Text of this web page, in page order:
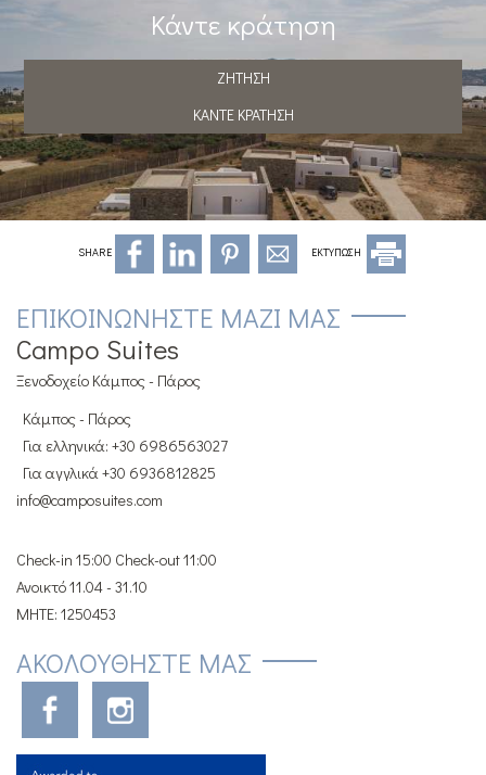
Κάντε κράτηση
ΖΉΤΗΣΗ
ΚΆΝΤΕ ΚΡΆΤΗΣΗ
SHARE ΕΚΤΥΠΩΣΗ
ΕΠΙΚΟΙΝΩΝΉΣΤΕ ΜΑΖΊ ΜΑΣ
Campo Suites
Ξενοδοχείο Κάμπος - Πάρος
Κάμπος - Πάρος
Για ελληνικά: +30 6986563027
Για αγγλικά +30 6936812825
info@camposuites.com
Check-in 15:00 Check-out 11:00
Ανοικτό 11.04 - 31.10
MHTE: 1250453
ΑΚΟΛΟΥΘΉΣΤΕ ΜΑΣ